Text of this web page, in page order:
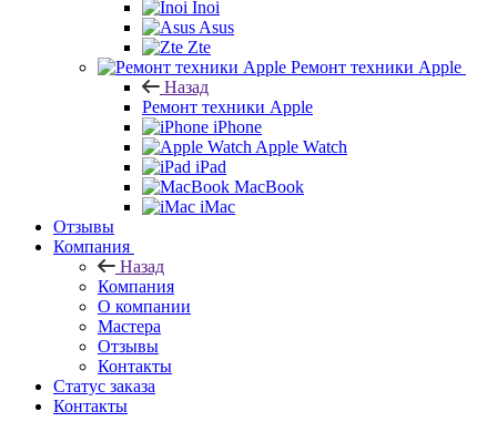
Inoi
Asus
Zte
Ремонт техники Apple
Назад
Ремонт техники Apple
iPhone
Apple Watch
iPad
MacBook
iMac
Отзывы
Компания
Назад
Компания
О компании
Мастера
Отзывы
Контакты
Статус заказа
Контакты